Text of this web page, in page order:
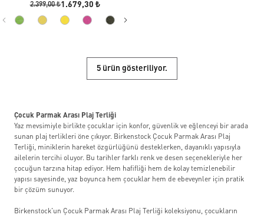
2.399,00 ₺1.679,30 ₺
5 ürün gösteriliyor.
Çocuk Parmak Arası Plaj Terliği
Yaz mevsimiyle birlikte çocuklar için konfor, güvenlik ve eğlenceyi bir arada
sunan plaj terlikleri öne çıkıyor. Birkenstock Çocuk Parmak Arası Plaj
Terliği, miniklerin hareket özgürlüğünü desteklerken, dayanıklı yapısıyla
ailelerin tercihi oluyor. Bu tarihler farklı renk ve desen seçenekleriyle her
çocuğun tarzına hitap ediyor. Hem hafifliği hem de kolay temizlenebilir
yapısı sayesinde, yaz boyunca hem çocuklar hem de ebeveynler için pratik
bir çözüm sunuyor.
Birkenstock'un Çocuk Parmak Arası Plaj Terliği koleksiyonu, çocukların